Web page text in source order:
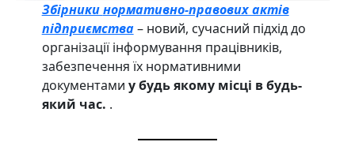
Збірникинормативно-правових актів
підприємства– новий, сучасний підхід до
організації інформування працівників,
забезпечення їх нормативними
документами у будь якому місці в будь-
який час. .